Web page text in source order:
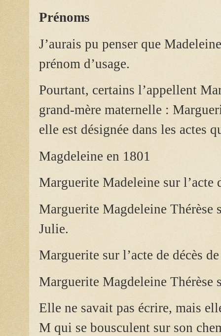
Prénoms
J’aurais pu penser que
prénom d’usage.
Pourtant, certains l’appellent
grand-mère maternelle :
elle est désignée dans les actes
Magdeleine en 1801
Marguerite Madeleine sur l’acte
Marguerite Magdeleine Thérèse
Julie.
Marguerite sur l’acte de décès
Marguerite Magdeleine Thérèse
Elle ne savait pas écrire, mais
M qui se bousculent sur son